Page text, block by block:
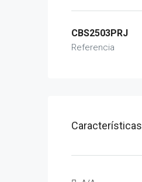
CBS2503PRJ
Referencia
Características